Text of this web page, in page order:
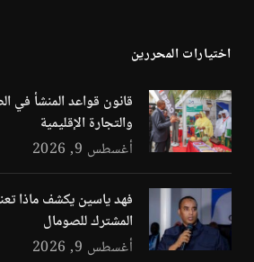
اختيارات المحررين
قانون قواعد المنشأ في
والتجارة الإقليمية
أغسطس 9, 2026
فهد ياسين يكشف ماذا
المشترك للصومال
أغسطس 9, 2026